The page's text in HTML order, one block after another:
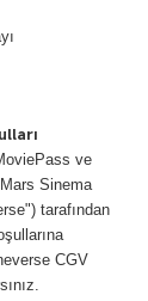
ve
Sinema
tarafından
CGV